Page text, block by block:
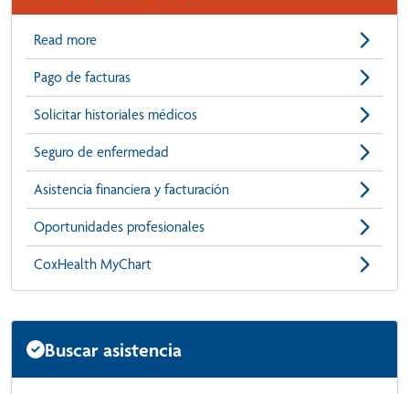
Read more
Pago de facturas
Solicitar historiales médicos
Seguro de enfermedad
Asistencia financiera y facturación
Oportunidades profesionales
CoxHealth MyChart
Buscar asistencia